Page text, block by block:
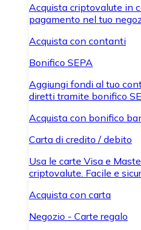
Acquista criptovalute in
pagamento nel tuo
Acquista con contanti
Bonifico SEPA
Aggiungi fondi al tuo
diretti tramite bonifico
Acquista con bonifico
Carta di credito / debito
Usa le carte Visa e
criptovalute. Facile e
Acquista con carta
Negozio - Carte regalo